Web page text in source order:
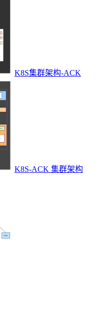
K8S集群架构-ACK
K8S-ACK 集群架构